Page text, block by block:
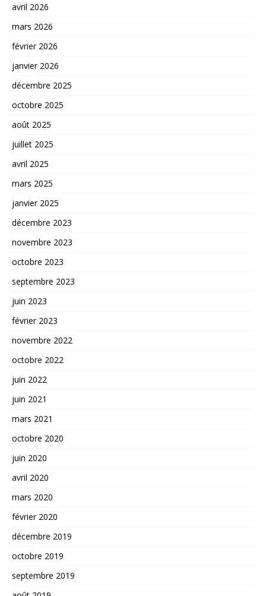
avril 2026
mars 2026
février 2026
janvier 2026
décembre 2025
octobre 2025
août 2025
juillet 2025
avril 2025
mars 2025
janvier 2025
décembre 2023
novembre 2023
octobre 2023
septembre 2023
juin 2023
février 2023
novembre 2022
octobre 2022
juin 2022
juin 2021
mars 2021
octobre 2020
juin 2020
avril 2020
mars 2020
février 2020
décembre 2019
octobre 2019
septembre 2019